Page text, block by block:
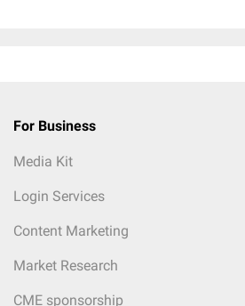
For Business
Media Kit
Login Services
Content Marketing
Market Research
CME sponsorship